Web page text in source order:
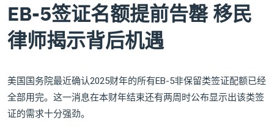
EB-5签证名额提前告罄 移民
律师揭示背后机遇
美国国务院最近确认2025财年的所有EB-5非保留类签证配额已经
全部用完。这一消息在本财年结束还有两周时公布显示出该类签
证的需求十分强劲。